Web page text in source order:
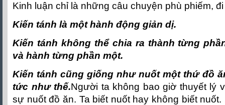
Kinh luận chỉ là những câu chuyện phù phiếm,
Kiến tánh là một hành động giản dị.
Kiến tánh không thể chia ra thành từng
và hành từng phần một.
Kiến tánh cũng giống như nuốt một thứ đồ
tức như thế.Người ta không bao giờ thuyết lý
sự nuốt đồ ăn. Ta biết nuốt hay không biết